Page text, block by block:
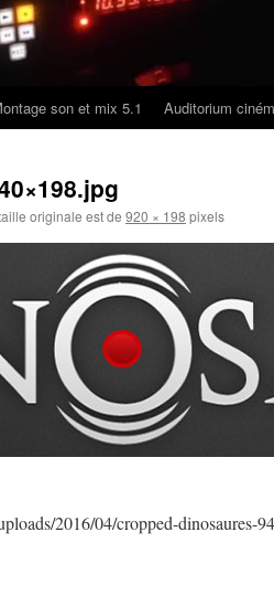
son et mix 5.1 Auditorium
originale est de 920 × 198 pixels
2016/04/cropped-dinosaures-